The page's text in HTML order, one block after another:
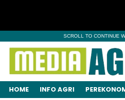
SCROLL TO CONTINUE
HOME INFO AGRI